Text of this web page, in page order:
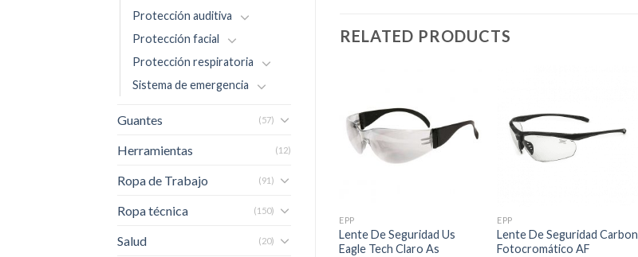
Protección auditiva
Protección facial
Protección respiratoria
Sistema de emergencia
Guantes (57)
Herramientas (12)
Ropa de Trabajo (91)
Ropa técnica (150)
Salud (20)
RELATED PRODUCTS
EPP
Lente De Seguridad Us
Eagle Tech Claro As
EPP
Lente De Seguridad Carbon
Fotocromático AF
Lente De Seguridad Bronze
Lente De Seguridad Nexis